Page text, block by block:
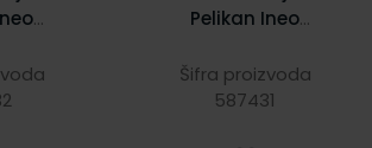
Pelikan Ineo
poklon kutiji
Šifra proizvoda
587431